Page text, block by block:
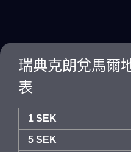
瑞典克朗兌馬爾
表
1 SEK
5 SEK